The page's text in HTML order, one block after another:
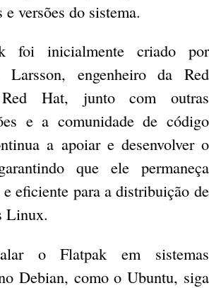
versões do sistema.
foi inicialmente criado por
Larsson, engenheiro da Red
Hat, junto com outras
e a comunidade de código
a apoiar e desenvolver o
que ele permaneça
eficiente para a distribuição de
Linux.
o Flatpak em sistemas
Debian, como o Ubuntu, siga